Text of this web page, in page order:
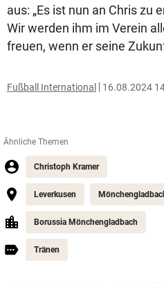
aus: „Es ist nun an Chris
Wir werden ihm im Verein
freuen, wenn er seine
Fußball International 16.08.2024
Ähnliche Themen
Christoph Kramer
Leverkusen
Borussia Mönchengladbach
Tränen